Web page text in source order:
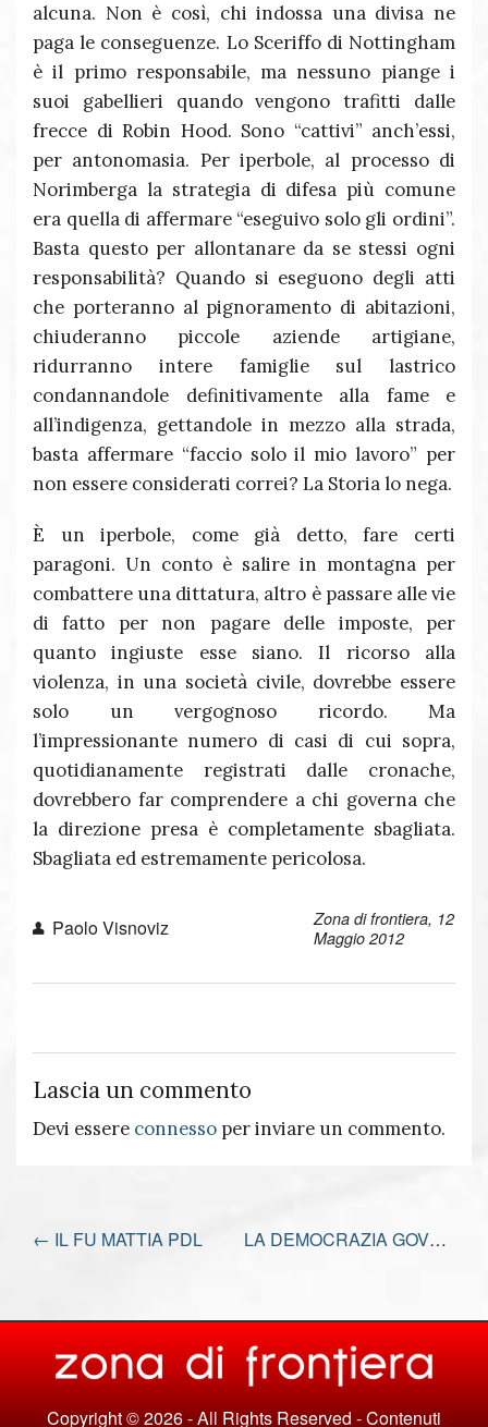
alcuna. Non è così, chi indossa una divisa ne
paga le conseguenze. Lo Sceriffo di Nottingham
è il primo responsabile, ma nessuno piange i
suoi gabellieri quando vengono trafitti dalle
frecce di Robin Hood. Sono “cattivi” anch’essi,
per antonomasia. Per iperbole, al processo di
Norimberga la strategia di difesa più comune
era quella di affermare “eseguivo solo gli ordini”.
Basta questo per allontanare da se stessi ogni
responsabilità? Quando si eseguono degli atti
che porteranno al pignoramento di abitazioni,
chiuderanno piccole aziende artigiane,
ridurranno intere famiglie sul lastrico
condannandole definitivamente alla fame e
all’indigenza, gettandole in mezzo alla strada,
basta affermare “faccio solo il mio lavoro” per
non essere considerati correi? La Storia lo nega.
È un iperbole, come già detto, fare certi
paragoni. Un conto è salire in montagna per
combattere una dittatura, altro è passare alle vie
di fatto per non pagare delle imposte, per
quanto ingiuste esse siano. Il ricorso alla
violenza, in una società civile, dovrebbe essere
solo un vergognoso ricordo. Ma
l’impressionante numero di casi di cui sopra,
quotidianamente registrati dalle cronache,
dovrebbero far comprendere a chi governa che
la direzione presa è completamente sbagliata.
Sbagliata ed estremamente pericolosa.
Paolo Visnoviz
Zona di frontiera, 12
Maggio 2012
Lascia un commento
Devi essere connesso per inviare un commento.
← IL FU MATTIA PDL LA DEMOCRAZIA GOVERNANTE
Copyright © 2026 - All Rights Reserved - Contenuti